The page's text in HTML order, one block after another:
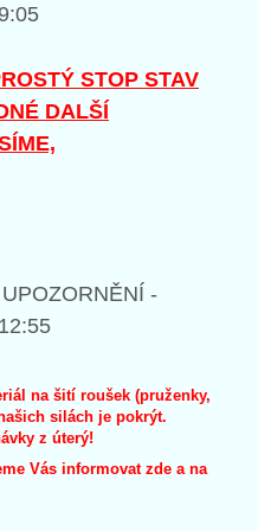
STOP STAV
DALŠÍ
-
na šití roušek (pruženky,
silách je pokrýt.
z úterý!
Vás informovat zde a na